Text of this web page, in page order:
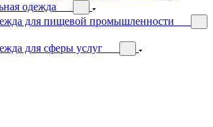
одежда
для пищевой промышленности
для сферы услуг